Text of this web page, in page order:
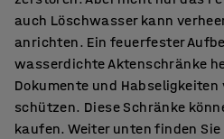
auch Löschwasser kann
anrichten. Ein feuerfester
wasserdichte Aktenschränke
Dokumente und Habseligkeiten
schützen. Diese Schränke
kaufen. Weiter unten finden